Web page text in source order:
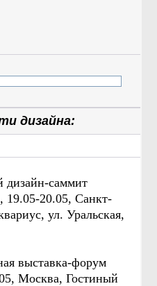
дизайна:
дизайн-саммит
19.05-20.05, Санкт-
ул. Уральская,
выставка-форум
Москва, Гостиный